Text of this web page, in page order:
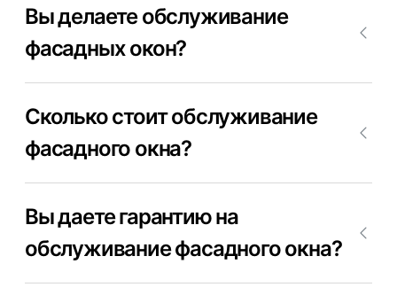
Вы делаете обслуживание
фасадных окон?
Сколько стоит обслуживание
фасадного окна?
Славянка от 300₽. Позвоните +7(812)9563854 и
фасадных окон в Усть-Славянка в Вашем случае.
Вы даете гарантию на
обслуживание фасадного окна?